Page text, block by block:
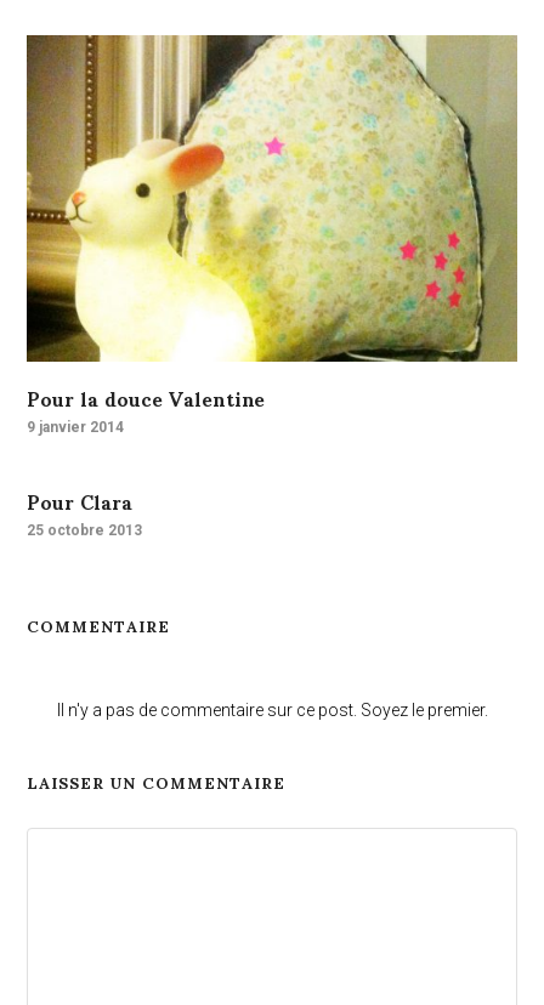
Pour la douce Valentine
9 janvier 2014
Pour Clara
25 octobre 2013
COMMENTAIRE
Il n'y a pas de commentaire sur ce post. Soyez le premier.
LAISSER UN COMMENTAIRE